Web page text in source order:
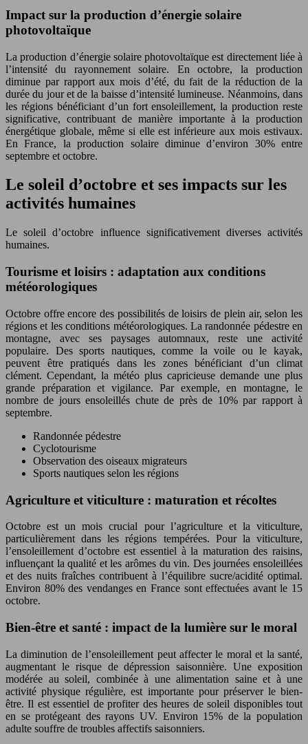
Impact sur la production d’énergie solaire
photovoltaïque
La production d’énergie solaire photovoltaïque est directement liée à
l’intensité du rayonnement solaire. En octobre, la production
diminue par rapport aux mois d’été, du fait de la réduction de la
durée du jour et de la baisse d’intensité lumineuse. Néanmoins, dans
les régions bénéficiant d’un fort ensoleillement, la production reste
significative, contribuant de manière importante à la production
énergétique globale, même si elle est inférieure aux mois estivaux.
En France, la production solaire diminue d’environ 30% entre
septembre et octobre.
Le soleil d’octobre et ses impacts sur les
activités humaines
Le soleil d’octobre influence significativement diverses activités
humaines.
Tourisme et loisirs : adaptation aux conditions
météorologiques
Octobre offre encore des possibilités de loisirs de plein air, selon les
régions et les conditions météorologiques. La randonnée pédestre en
montagne, avec ses paysages automnaux, reste une activité
populaire. Des sports nautiques, comme la voile ou le kayak,
peuvent être pratiqués dans les zones bénéficiant d’un climat
clément. Cependant, la météo plus capricieuse demande une plus
grande préparation et vigilance. Par exemple, en montagne, le
nombre de jours ensoleillés chute de près de 10% par rapport à
septembre.
Randonnée pédestre
Cyclotourisme
Observation des oiseaux migrateurs
Sports nautiques selon les régions
Agriculture et viticulture : maturation et récoltes
Octobre est un mois crucial pour l’agriculture et la viticulture,
particulièrement dans les régions tempérées. Pour la viticulture,
l’ensoleillement d’octobre est essentiel à la maturation des raisins,
influençant la qualité et les arômes du vin. Des journées ensoleillées
et des nuits fraîches contribuent à l’équilibre sucre/acidité optimal.
Environ 80% des vendanges en France sont effectuées avant le 15
octobre.
Bien-être et santé : impact de la lumière sur le moral
La diminution de l’ensoleillement peut affecter le moral et la santé,
augmentant le risque de dépression saisonnière. Une exposition
modérée au soleil, combinée à une alimentation saine et à une
activité physique régulière, est importante pour préserver le bien-
être. Il est essentiel de profiter des heures de soleil disponibles tout
en se protégeant des rayons UV. Environ 15% de la population
adulte souffre de troubles affectifs saisonniers.